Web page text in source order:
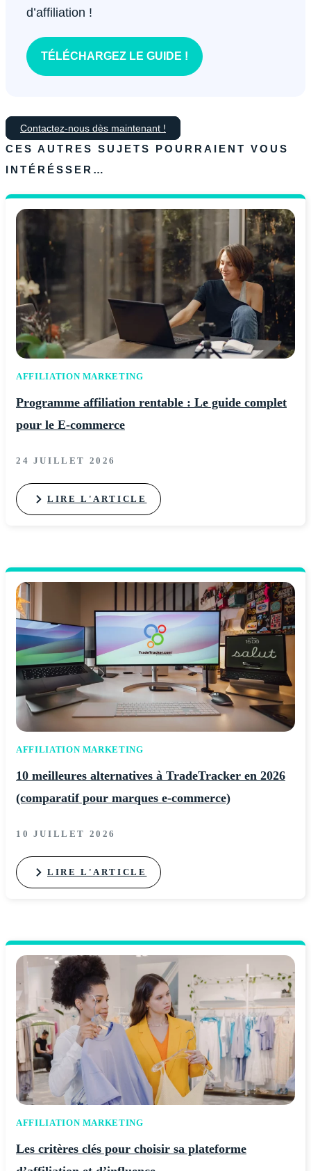
d’affiliation !
TÉLÉCHARGEZ LE GUIDE !
Contactez-nous dès maintenant !
CES AUTRES SUJETS POURRAIENT VOUS
INTÉRÉSSER…
AFFILIATION MARKETING
Programme affiliation rentable : Le guide complet
pour le E-commerce
24 JUILLET 2026
LIRE L'ARTICLE
AFFILIATION MARKETING
10 meilleures alternatives à TradeTracker en 2026
(comparatif pour marques e-commerce)
10 JUILLET 2026
LIRE L'ARTICLE
AFFILIATION MARKETING
Les critères clés pour choisir sa plateforme